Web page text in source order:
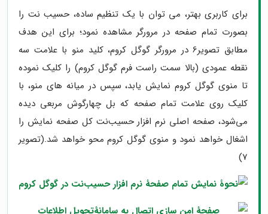
برای کاربری بهتر، می توان با یک تنظیم ساده، حسیب نت را
بصورت تمام صفحه در مرورگر مشاهده نمود؛ برای این هدف
مطابق تصویر6 در مرورگر گوگل کروم، کلید منو با علامت سه
نقطه عمودی (بالا سمت راست فرم گوگل کروم) را کلیک نموده
تا منوی گوگل کروم نمایش یابد، سپس در میانه های منو، با
کلیک روی علامت تمام صفحه که بل چهارگوش مربعی دیده
می‌شود، صفحه اصلی نرم افزار حسیب‌نت کل صفحه نمایش را
اشغال خواهد نمود و منوی گوگل کروم محو خواهد شد.(تصویر
7)